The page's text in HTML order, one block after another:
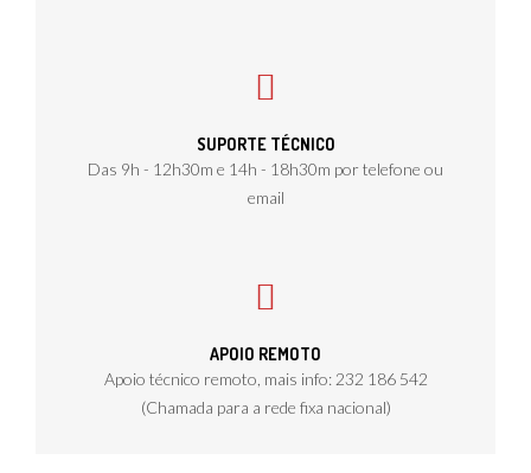
SUPORTE TÉCNICO
Das 9h - 12h30m e 14h - 18h30m por telefone ou
email
APOIO REMOTO
Apoio técnico remoto, mais info: 232 186 542
(Chamada para a rede fixa nacional)